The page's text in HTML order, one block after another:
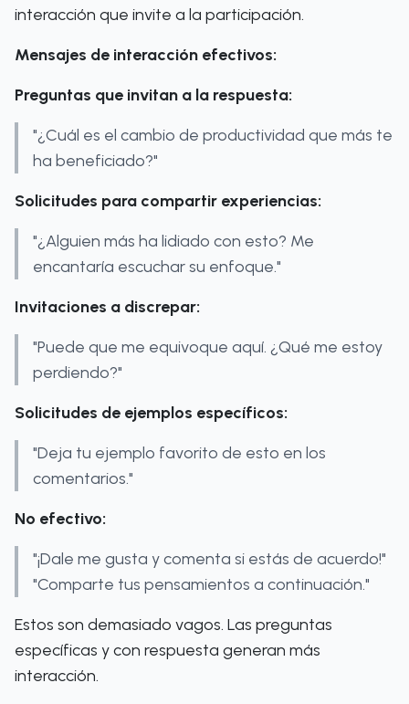
interacción que invite a la participación.
Mensajes de interacción efectivos:
Preguntas que invitan a la respuesta:
"¿Cuál es el cambio de productividad que más te
ha beneficiado?"
Solicitudes para compartir experiencias:
"¿Alguien más ha lidiado con esto? Me
encantaría escuchar su enfoque."
Invitaciones a discrepar:
"Puede que me equivoque aquí. ¿Qué me estoy
perdiendo?"
Solicitudes de ejemplos específicos:
"Deja tu ejemplo favorito de esto en los
comentarios."
No efectivo:
"¡Dale me gusta y comenta si estás de acuerdo!"
"Comparte tus pensamientos a continuación."
Estos son demasiado vagos. Las preguntas
específicas y con respuesta generan más
interacción.